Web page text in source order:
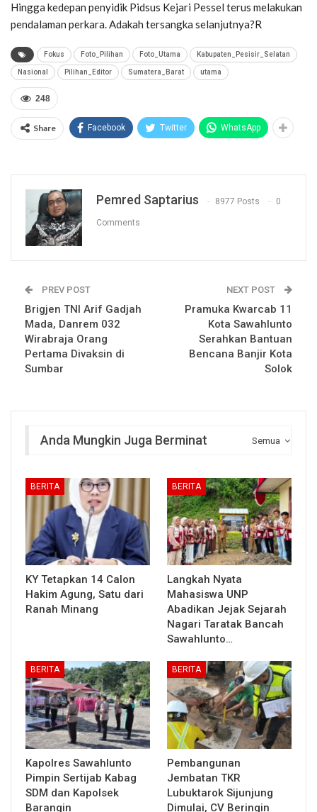
Hingga kedepan penyidik Pidsus Kejari Pessel terus melakukan
pendalaman perkara. Adakah tersangka selanjutnya?R
Fokus Foto_Pilihan Foto_Utama Kabupaten_Pesisir_Selatan
Nasional Pilihan_Editor Sumatera_Barat utama
248
Share Facebook Twitter WhatsApp
Pemred Saptarius 8977 Posts 0
Comments
PREV POST
Brigjen TNI Arif Gadjah
Mada, Danrem 032
Wirabraja Orang
Pertama Divaksin di
Sumbar
NEXT POST
Pramuka Kwarcab 11
Kota Sawahlunto
Serahkan Bantuan
Bencana Banjir Kota
Solok
Semua
Anda Mungkin Juga Berminat
BERITA
KY Tetapkan 14 Calon
Hakim Agung, Satu dari
Ranah Minang
BERITA
Langkah Nyata
Mahasiswa UNP
Abadikan Jejak Sejarah
Nagari Taratak Bancah
Sawahlunto…
BERITA
Kapolres Sawahlunto
Pimpin Sertijab Kabag
SDM dan Kapolsek
Barangin
BERITA
Pembangunan
Jembatan TKR
Lubuktarok Sijunjung
Dimulai, CV Beringin